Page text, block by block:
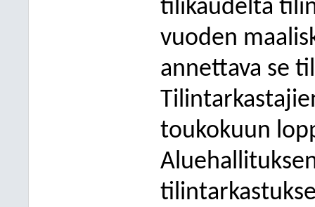
tilikaudelta
vuoden
annettava se
toukokuun